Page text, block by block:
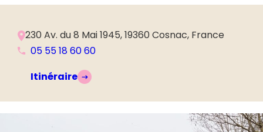
230 Av. du 8 Mai 1945, 19360 Cosnac, France
05 55 18 60 60
Itinéraire